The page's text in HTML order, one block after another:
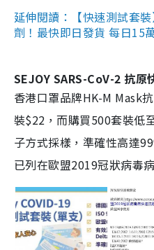
延伸閱讀：【快速測試套
劑！最快即日發貨 每日15
SEJOY SARS-CoV-2 抗原
香港口罩品牌HK-M Mask
裝$22，而購買500套裝低
子方式採樣，準確性高達
已列在歐盟2019冠狀病毒